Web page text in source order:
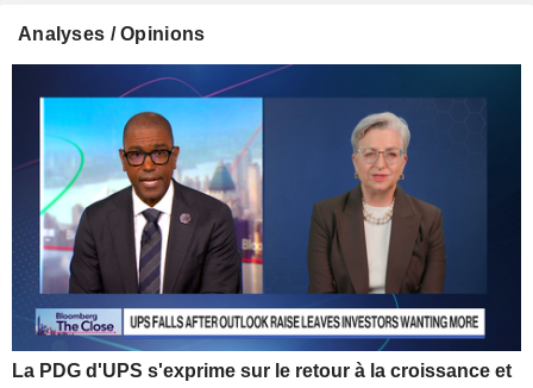
Analyses / Opinions
La PDG d'UPS s'exprime sur le retour à la croissance et